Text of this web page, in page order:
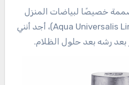
خصيصًا لبياضات المنزل
مثل الفراش (Aqua Universalis Linen Mist)، أجد أنني
بعد رشه بعد حلول الظلام.